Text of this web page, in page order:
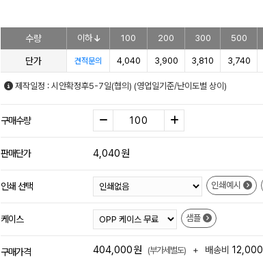
수량 이하 100 200 300 500
단가 견적문의 4,040 3,900 3,810 3,740
제작일정 : 시안확정후5-7일(협의) (영업일기준/난이도별 상이)
구매수량
판매단가 4,040원
인쇄 선택 인쇄예시
케이스 샘플
구매가격 404,000원 (부가세별도) + 배송비 12,000